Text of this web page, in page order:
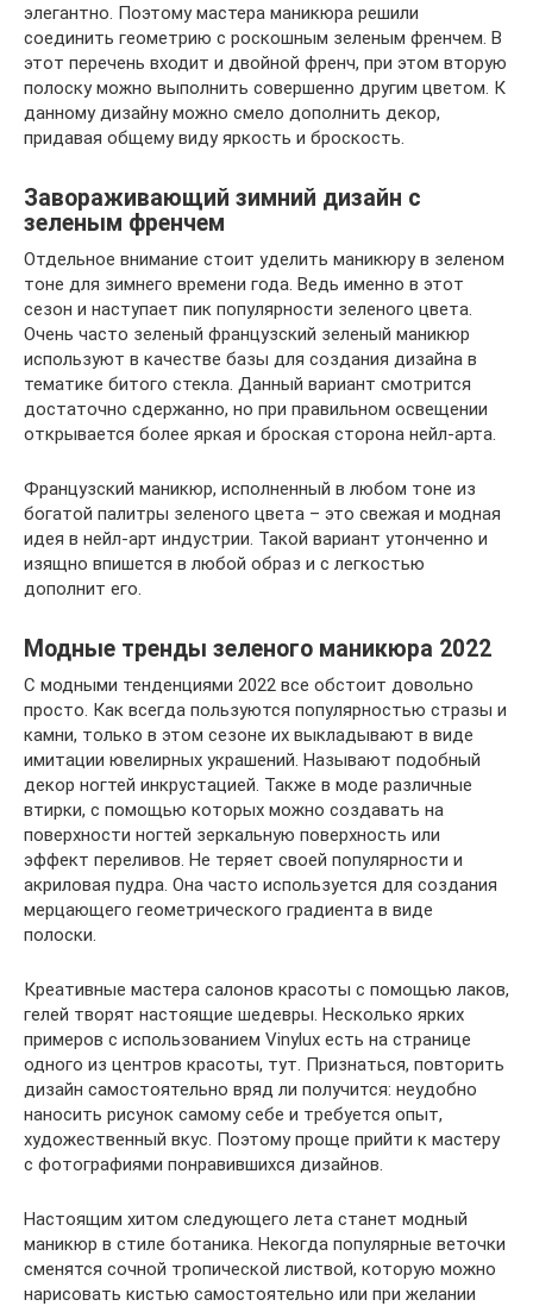
элегантно. Поэтому мастера маникюра решили
соединить геометрию с роскошным зеленым френчем. В
этот перечень входит и двойной френч, при этом вторую
полоску можно выполнить совершенно другим цветом. К
данному дизайну можно смело дополнить декор,
придавая общему виду яркость и броскость.
Завораживающий зимний дизайн с
зеленым френчем
Отдельное внимание стоит уделить маникюру в зеленом
тоне для зимнего времени года. Ведь именно в этот
сезон и наступает пик популярности зеленого цвета.
Очень часто зеленый французский зеленый маникюр
используют в качестве базы для создания дизайна в
тематике битого стекла. Данный вариант смотрится
достаточно сдержанно, но при правильном освещении
открывается более яркая и броская сторона нейл-арта.
Французский маникюр, исполненный в любом тоне из
богатой палитры зеленого цвета – это свежая и модная
идея в нейл-арт индустрии. Такой вариант утонченно и
изящно впишется в любой образ и с легкостью
дополнит его.
Модные тренды зеленого маникюра 2022
С модными тенденциями 2022 все обстоит довольно
просто. Как всегда пользуются популярностью стразы и
камни, только в этом сезоне их выкладывают в виде
имитации ювелирных украшений. Называют подобный
декор ногтей инкрустацией. Также в моде различные
втирки, с помощью которых можно создавать на
поверхности ногтей зеркальную поверхность или
эффект переливов. Не теряет своей популярности и
акриловая пудра. Она часто используется для создания
мерцающего геометрического градиента в виде
полоски.
Креативные мастера салонов красоты с помощью лаков,
гелей творят настоящие шедевры. Несколько ярких
примеров с использованием Vinylux есть на странице
одного из центров красоты, тут. Признаться, повторить
дизайн самостоятельно вряд ли получится: неудобно
наносить рисунок самому себе и требуется опыт,
художественный вкус. Поэтому проще прийти к мастеру
с фотографиями понравившихся дизайнов.
Настоящим хитом следующего лета станет модный
маникюр в стиле ботаника. Некогда популярные веточки
сменятся сочной тропической листвой, которую можно
нарисовать кистью самостоятельно или при желании